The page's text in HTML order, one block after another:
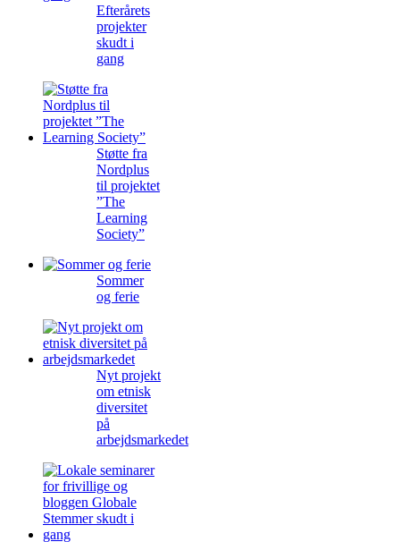
Efterårets
projekter
skudt i
gang
Støtte fra
Nordplus
til projektet
”The
Learning
Society”
Sommer
og ferie
Nyt projekt
om etnisk
diversitet
på
arbejdsmarkedet